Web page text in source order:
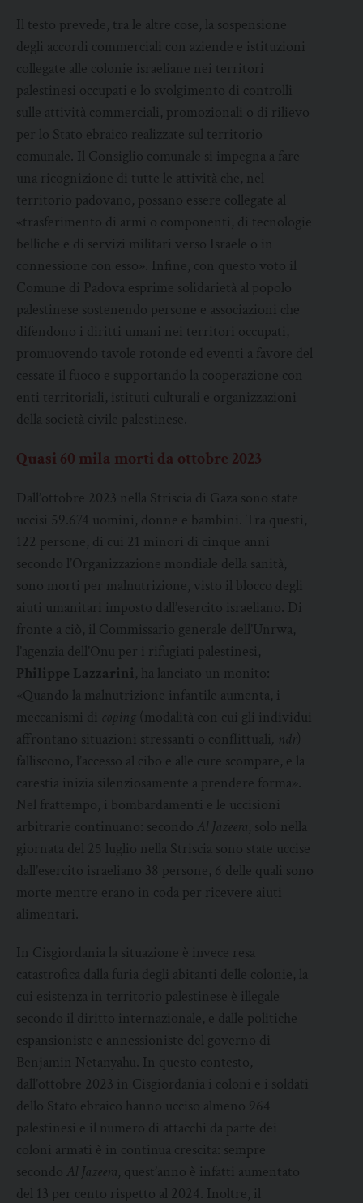
Il testo prevede, tra le altre cose, la sospensione
degli accordi commerciali con aziende e istituzioni
collegate alle colonie israeliane nei territori
palestinesi occupati e lo svolgimento di controlli
sulle attività commerciali, promozionali o di rilievo
per lo Stato ebraico realizzate sul territorio
comunale. Il Consiglio comunale si impegna a fare
una ricognizione di tutte le attività che, nel
territorio padovano, possano essere collegate al
«trasferimento di armi o componenti, di tecnologie
belliche e di servizi militari verso Israele o in
connessione con esso». Infine, con questo voto il
Comune di Padova esprime solidarietà al popolo
palestinese sostenendo persone e associazioni che
difendono i diritti umani nei territori occupati,
promuovendo tavole rotonde ed eventi a favore del
cessate il fuoco e supportando la cooperazione con
enti territoriali, istituti culturali e organizzazioni
della società civile palestinese.
Quasi 60 mila morti da ottobre 2023
Dall’ottobre 2023 nella Striscia di Gaza sono state
uccisi 59.674 uomini, donne e bambini. Tra questi,
122 persone, di cui 21 minori di cinque anni
secondo l’Organizzazione mondiale della sanità,
sono morti per malnutrizione, visto il blocco degli
aiuti umanitari imposto dall’esercito israeliano. Di
fronte a ciò, il Commissario generale dell’Unrwa,
l’agenzia dell’Onu per i rifugiati palestinesi,
Philippe Lazzarini, ha lanciato un monito:
«Quando la malnutrizione infantile aumenta, i
meccanismi di
coping (modalità con cui gli individui
affrontano situazioni stressanti o conflittuali, ndr )
falliscono, l’accesso al cibo e alle cure scompare, e la
carestia inizia silenziosamente a prendere forma».
Nel frattempo, i bombardamenti e le uccisioni
arbitrarie continuano: secondo Al Jazeera, solo nella
giornata del 25 luglio nella Striscia sono state uccise
dall’esercito israeliano 38 persone, 6 delle quali sono
morte mentre erano in coda per ricevere aiuti
alimentari.
In Cisgiordania la situazione è invece resa
catastrofica dalla furia degli abitanti delle colonie, la
cui esistenza in territorio palestinese è illegale
secondo il diritto internazionale, e dalle politiche
espansioniste e annessioniste del governo di
Benjamin Netanyahu. In questo contesto,
dall’ottobre 2023 in Cisgiordania i coloni e i soldati
dello Stato ebraico hanno ucciso almeno 964
palestinesi e il numero di attacchi da parte dei
coloni armati è in continua crescita: sempre
secondo Al Jazeera, quest’anno è infatti aumentato
del 13 per cento rispetto al 2024. Inoltre, il